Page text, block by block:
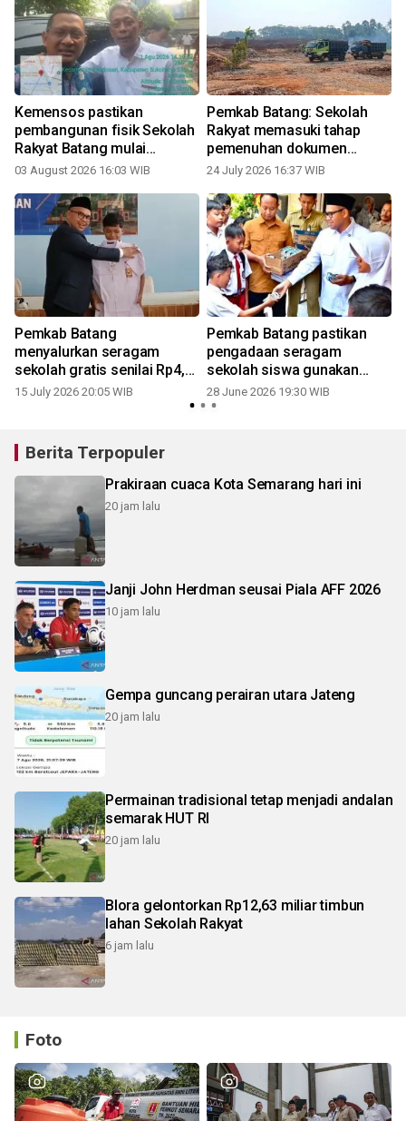
Kemensos pastikan
pembangunan fisik Sekolah
Rakyat Batang mulai
dibangun 2026
03 August 2026 16:03 WIB
Pemkab Batang: Sekolah
Rakyat memasuki tahap
pemenuhan dokumen
kriteria
24 July 2026 16:37 WIB
Pemkab Batang
menyalurkan seragam
sekolah gratis senilai Rp4,5
miliar
15 July 2026 20:05 WIB
Pemkab Batang pastikan
pengadaan seragam
sekolah siswa gunakan
BOSDa
28 June 2026 19:30 WIB
Berita Terpopuler
Prakiraan cuaca Kota Semarang hari ini
20 jam lalu
Janji John Herdman seusai Piala AFF 2026
10 jam lalu
Gempa guncang perairan utara Jateng
20 jam lalu
Permainan tradisional tetap menjadi andalan
semarak HUT RI
20 jam lalu
Blora gelontorkan Rp12,63 miliar timbun
lahan Sekolah Rakyat
6 jam lalu
Foto